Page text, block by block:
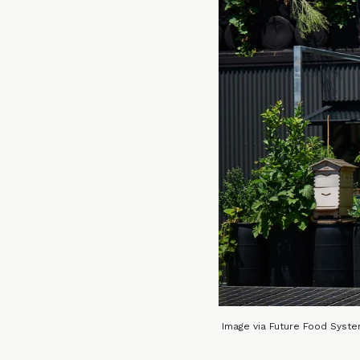
Image via Future Food